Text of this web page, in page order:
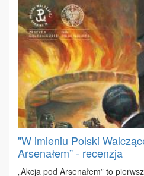
"W imieniu Polski
Arsenałem” - recenzja
„Ak­cja pod Ar­se­na­łem” to